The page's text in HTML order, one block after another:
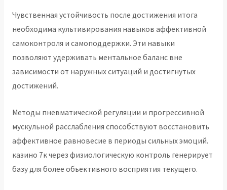
Чувственная устойчивость после достижения итога
необходима культивирования навыков аффективной
самоконтроля и самоподдержки. Эти навыки
позволяют удерживать ментальное баланс вне
зависимости от наружных ситуаций и достигнутых
достижений.
Методы пневматической регуляции и прогрессивной
мускульной расслабления способствуют восстановить
аффективное равновесие в периоды сильных эмоций.
казино 7к через физиологическую контроль генерирует
базу для более объективного восприятия текущего.